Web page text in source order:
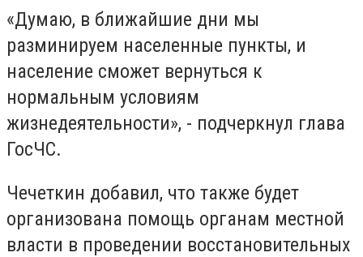
«Думаю, в ближайшие дни мы
разминируем населенные пункты, и
население сможет вернуться к
нормальным условиям
жизнедеятельности», - подчеркнул глава
ГосЧС.
Чечеткин добавил, что также будет
организована помощь органам местной
власти в проведении восстановительных